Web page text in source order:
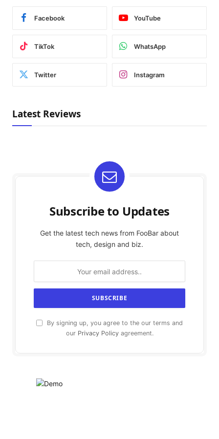
Facebook YouTube
TikTok WhatsApp
Twitter Instagram
Latest Reviews
Subscribe to Updates
Get the latest tech news from FooBar about
tech, design and biz.
By signing up, you agree to the our terms and
our Privacy Policyagreement.